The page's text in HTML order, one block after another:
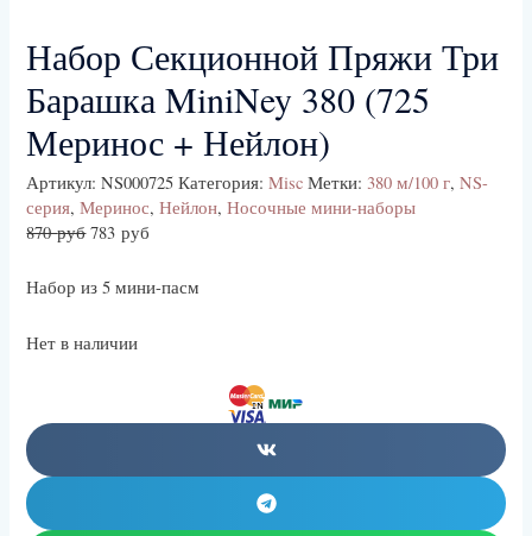
Набор Секционной Пряжи Три
Барашка MiniNey 380 (725
Меринос + Нейлон)
Артикул:NS000725 Категория:Misc Метки: 380 м/100 г,NS-
серия,Меринос,Нейлон,Носочные мини-наборы
870руб 783руб
Набор из 5 мини-пасм
Нет в наличии